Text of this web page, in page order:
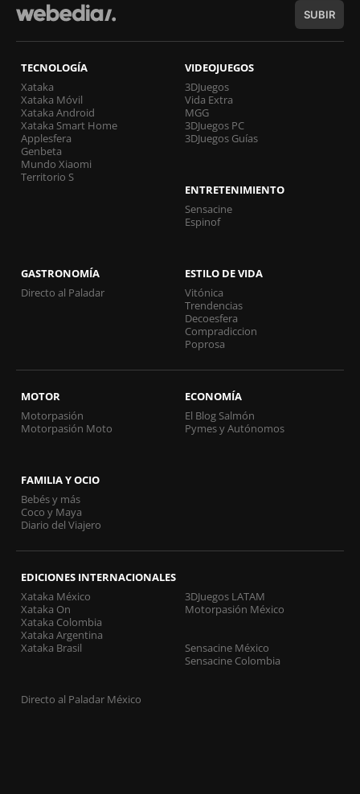
SUBIR
TECNOLOGÍA
Xataka
Xataka Móvil
Xataka Android
Xataka Smart Home
Applesfera
Genbeta
Mundo Xiaomi
Territorio S
VIDEOJUEGOS
3DJuegos
Vida Extra
MGG
3DJuegos PC
3DJuegos Guías
ENTRETENIMIENTO
Sensacine
Espinof
GASTRONOMÍA
Directo al Paladar
ESTILO DE VIDA
Vitónica
Trendencias
Decoesfera
Compradiccion
Poprosa
MOTOR
Motorpasión
Motorpasión Moto
ECONOMÍA
El Blog Salmón
Pymes y Autónomos
FAMILIA Y OCIO
Bebés y más
Coco y Maya
Diario del Viajero
EDICIONES INTERNACIONALES
Xataka México
Xataka On
Xataka Colombia
Xataka Argentina
Xataka Brasil
3DJuegos LATAM
Motorpasión México
Sensacine México
Sensacine Colombia
Directo al Paladar México